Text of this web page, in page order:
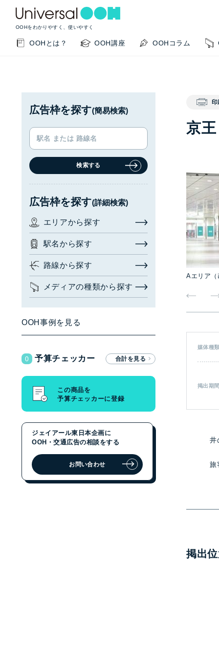
OOHをわかりやすく、使いやすく
OOHとは？ OOH講座 OOHコラム
KEYWORD SEARCH
サイト内検索
閉じる
広告枠を探す
広告枠を探す
エリアから探す
路線から探す
メディアの種類から探す
ジェイアール東日本企画に
OOH・交通広告の相談をする
GUIDE
このサイトの使い方
OOH
閉じる
印
京
Aエリア（
媒体種
掲出期
井
旅
掲出
広告枠を探す(簡易検索)
検索する
広告枠を探す(詳細検索)
エリアから探す
駅名から探す
路線から探す
メディアの種類から探す
OOH事例を見る
予算チェッカー
0
この商品を
予算チェッカーに登録
ジェイアール東日本企画に
OOH・交通広告の相談をする
お問い合わせ